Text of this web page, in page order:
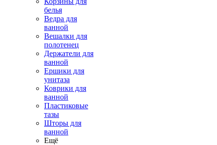
белья
Ведра для
ванной
Вешалки для
полотенец
Держатели для
ванной
Ершики для
унитаза
Коврики для
ванной
Пластиковые
тазы
Шторы для
ванной
Ещё